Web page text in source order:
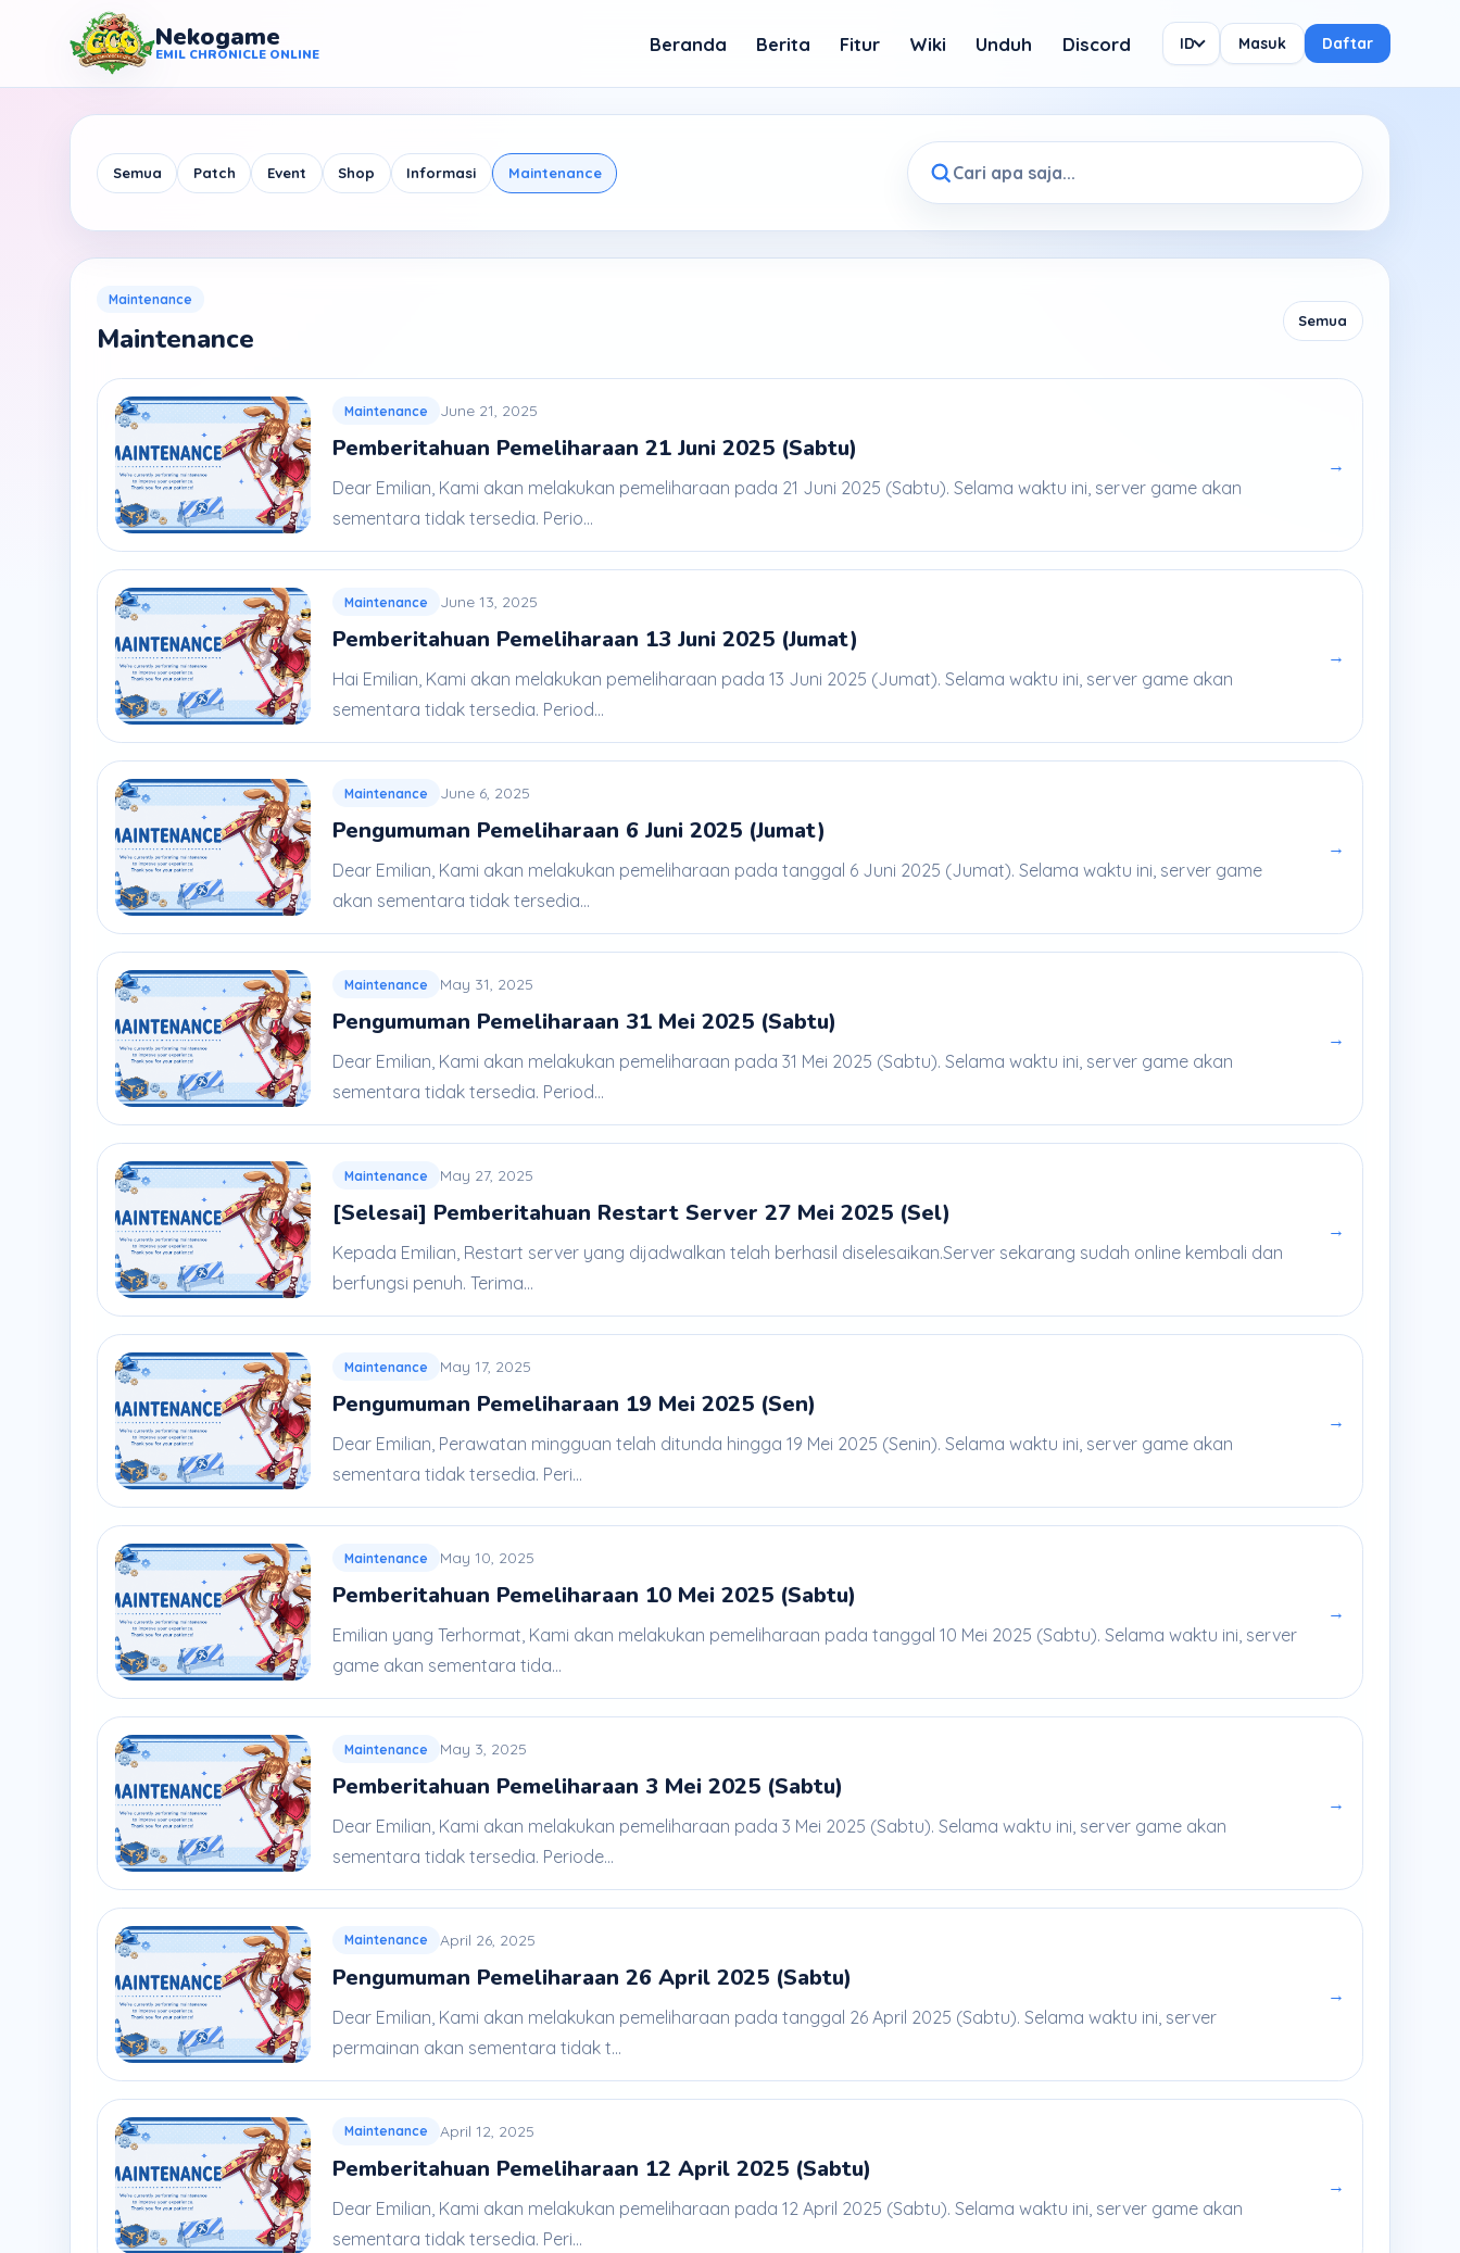
Nekogame
EMIL CHRONICLE ONLINE
Nekogame Emil Chronicle Online Beranda Berita Fitur Wiki Unduh Discord ID Masuk Daftar
Semua Patch Event Shop Informasi Maintenance
Maintenance
Maintenance
Semua
Maintenance June 21, 2025
Pemberitahuan Pemeliharaan 21 Juni 2025 (Sabtu)
Dear Emilian, Kami akan melakukan pemeliharaan pada 21 Juni 2025 (Sabtu). Selama waktu ini, server game akan
sementara tidak tersedia. Perio...
→
Maintenance June 13, 2025
Pemberitahuan Pemeliharaan 13 Juni 2025 (Jumat)
Hai Emilian, Kami akan melakukan pemeliharaan pada 13 Juni 2025 (Jumat). Selama waktu ini, server game akan
sementara tidak tersedia. Period...
→
Maintenance June 6, 2025
Pengumuman Pemeliharaan 6 Juni 2025 (Jumat)
Dear Emilian, Kami akan melakukan pemeliharaan pada tanggal 6 Juni 2025 (Jumat). Selama waktu ini, server game
akan sementara tidak tersedia...
→
Maintenance May 31, 2025
Pengumuman Pemeliharaan 31 Mei 2025 (Sabtu)
Dear Emilian, Kami akan melakukan pemeliharaan pada 31 Mei 2025 (Sabtu). Selama waktu ini, server game akan
sementara tidak tersedia. Period...
→
Maintenance May 27, 2025
[Selesai] Pemberitahuan Restart Server 27 Mei 2025 (Sel)
Kepada Emilian, Restart server yang dijadwalkan telah berhasil diselesaikan.Server sekarang sudah online kembali dan
berfungsi penuh. Terima...
→
Maintenance May 17, 2025
Pengumuman Pemeliharaan 19 Mei 2025 (Sen)
Dear Emilian, Perawatan mingguan telah ditunda hingga 19 Mei 2025 (Senin). Selama waktu ini, server game akan
sementara tidak tersedia. Peri...
→
Maintenance May 10, 2025
Pemberitahuan Pemeliharaan 10 Mei 2025 (Sabtu)
Emilian yang Terhormat, Kami akan melakukan pemeliharaan pada tanggal 10 Mei 2025 (Sabtu). Selama waktu ini, server
game akan sementara tida...
→
Maintenance May 3, 2025
Pemberitahuan Pemeliharaan 3 Mei 2025 (Sabtu)
Dear Emilian, Kami akan melakukan pemeliharaan pada 3 Mei 2025 (Sabtu). Selama waktu ini, server game akan
sementara tidak tersedia. Periode...
→
Maintenance April 26, 2025
Pengumuman Pemeliharaan 26 April 2025 (Sabtu)
Dear Emilian, Kami akan melakukan pemeliharaan pada tanggal 26 April 2025 (Sabtu). Selama waktu ini, server
permainan akan sementara tidak t...
→
Maintenance April 12, 2025
Pemberitahuan Pemeliharaan 12 April 2025 (Sabtu)
Dear Emilian, Kami akan melakukan pemeliharaan pada 12 April 2025 (Sabtu). Selama waktu ini, server game akan
sementara tidak tersedia. Peri...
→